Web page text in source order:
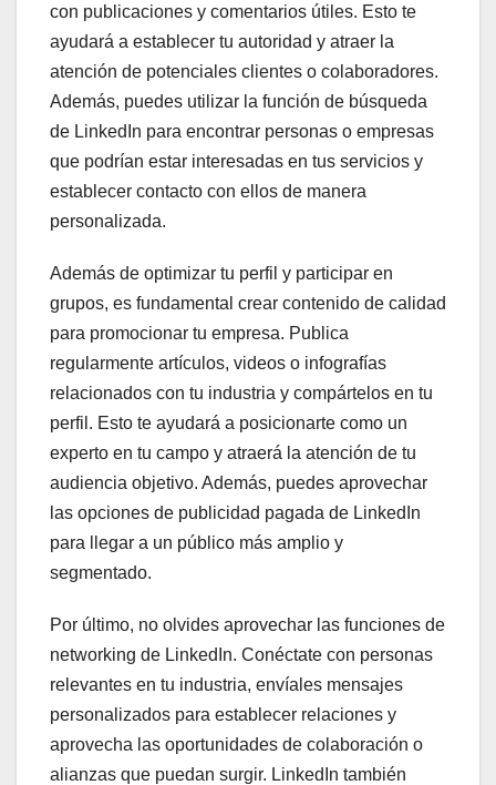
con publicaciones y comentarios útiles. Esto te
ayudará a establecer tu autoridad y atraer la
atención de potenciales clientes o colaboradores.
Además, puedes utilizar la función de búsqueda
de LinkedIn para encontrar personas o empresas
que podrían estar interesadas en tus servicios y
establecer contacto con ellos de manera
personalizada.
Además de optimizar tu perfil y participar en
grupos, es fundamental crear contenido de calidad
para promocionar tu empresa. Publica
regularmente artículos, videos o infografías
relacionados con tu industria y compártelos en tu
perfil. Esto te ayudará a posicionarte como un
experto en tu campo y atraerá la atención de tu
audiencia objetivo. Además, puedes aprovechar
las opciones de publicidad pagada de LinkedIn
para llegar a un público más amplio y
segmentado.
Por último, no olvides aprovechar las funciones de
networking de LinkedIn. Conéctate con personas
relevantes en tu industria, envíales mensajes
personalizados para establecer relaciones y
aprovecha las oportunidades de colaboración o
alianzas que puedan surgir. LinkedIn también